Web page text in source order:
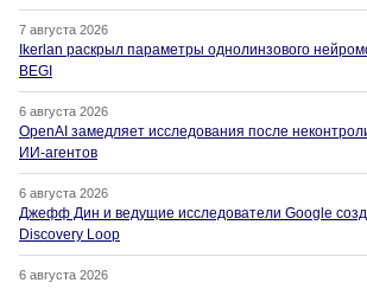
7 августа 2026
Ikerlan раскрыл параметры однолинзового
BEGI
6 августа 2026
OpenAI замедляет исследования после
ИИ-агентов
6 августа 2026
Джефф Дин и ведущие исследователи Google
Discovery Loop
6 августа 2026